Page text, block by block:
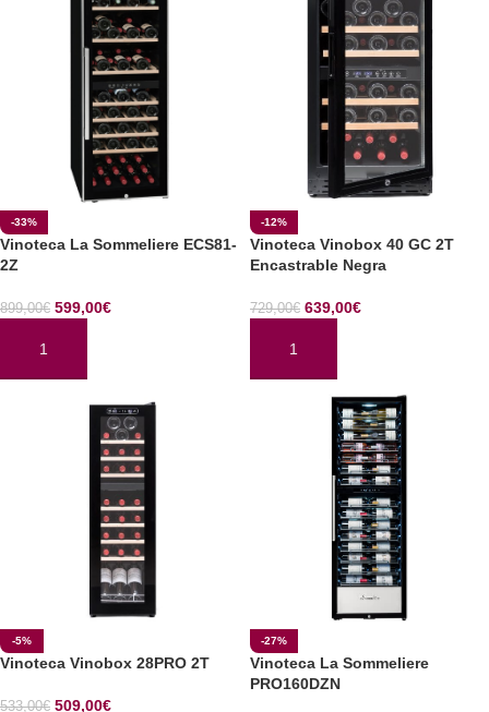
-33%
Vinoteca La Sommeliere ECS81-
2Z
899,00€ 599,00€
AÑADIR AL CARRITO
-12%
Vinoteca Vinobox 40 GC 2T
Encastrable Negra
729,00€ 639,00€
AÑADIR AL CARRITO
-5%
Vinoteca Vinobox 28PRO 2T
533,00€ 509,00€
-27%
Vinoteca La Sommeliere
PRO160DZN